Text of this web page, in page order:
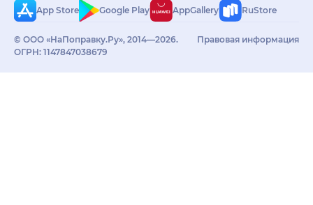
App Store
Google Play AppGallery RuStore
© ООО «НаПоправку.Ру», 2014—2026.
ОГРН: 1147847038679
Правовая информация